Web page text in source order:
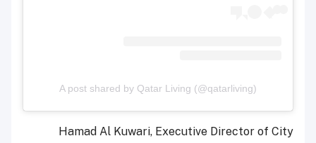
A post shared by Qatar Living (@qatarliving)
Hamad Al Kuwari, Executive Director of City